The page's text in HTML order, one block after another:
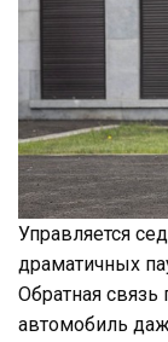
Управляется
драматичных
Обратная связь
автомобиль